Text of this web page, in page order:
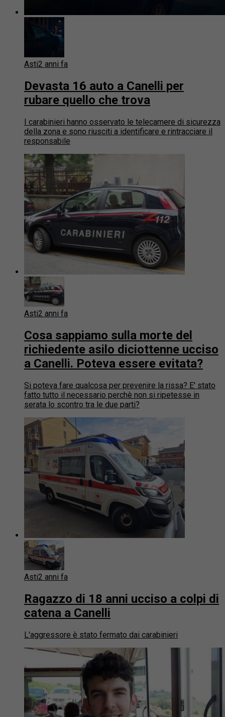
Asti2 anni fa
Devasta 16 auto a Canelli per
rubare quello che trova
I carabinieri hanno osservato le telecamere di sicurezza
della zona e sono riusciti a identificare e rintracciare il
responsabile
Asti2 anni fa
Cosa sappiamo sulla morte del
richiedente asilo diciottenne ucciso
a Canelli. Poteva essere evitata?
Si poteva fare qualcosa per prevenire la rissa? E' stato
fatto tutto il necessario perchè non si ripetesse in
serata lo scontro tra le due parti?
Asti2 anni fa
Ragazzo di 18 anni ucciso a colpi di
catena a Canelli
L'aggressore è stato fermato dai carabinieri